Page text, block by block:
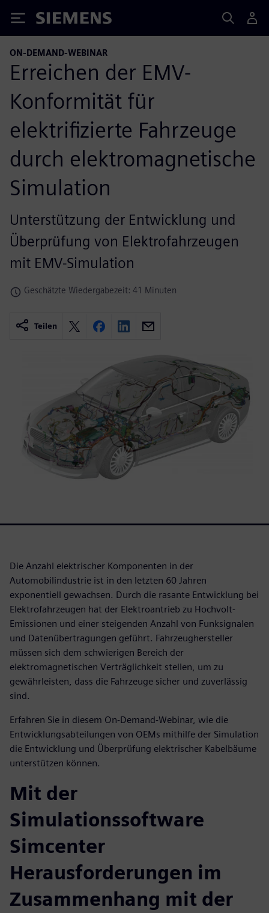
Siemens
ON-DEMAND-WEBINAR
Erreichen der EMV-
Konformität für
elektrifizierte Fahrzeuge
durch elektromagnetische
Simulation
Unterstützung der Entwicklung und
Überprüfung von Elektrofahrzeugen
mit EMV-Simulation
Geschätzte Wiedergabezeit: 41 Minuten
Teilen
Die Anzahl elektrischer Komponenten in der
Automobilindustrie ist in den letzten 60 Jahren
exponentiell gewachsen. Durch die rasante Entwicklung bei
Elektrofahrzeugen hat der Elektroantrieb zu Hochvolt-
Emissionen und einer steigenden Anzahl von Funksignalen
und Datenübertragungen geführt. Fahrzeughersteller
müssen sich dem schwierigen Bereich der
elektromagnetischen Verträglichkeit stellen, um zu
gewährleisten, dass die Fahrzeuge sicher und zuverlässig
sind.
Erfahren Sie in diesem On-Demand-Webinar, wie die
Entwicklungsabteilungen von OEMs mithilfe der Simulation
die Entwicklung und Überprüfung elektrischer Kabelbäume
unterstützen können.
Mit der
Simulationssoftware
Simcenter
Herausforderungen im
Zusammenhang mit der